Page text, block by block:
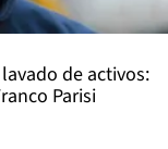
de activos:
Parisi